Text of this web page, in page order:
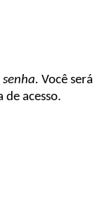
Você
de acesso.